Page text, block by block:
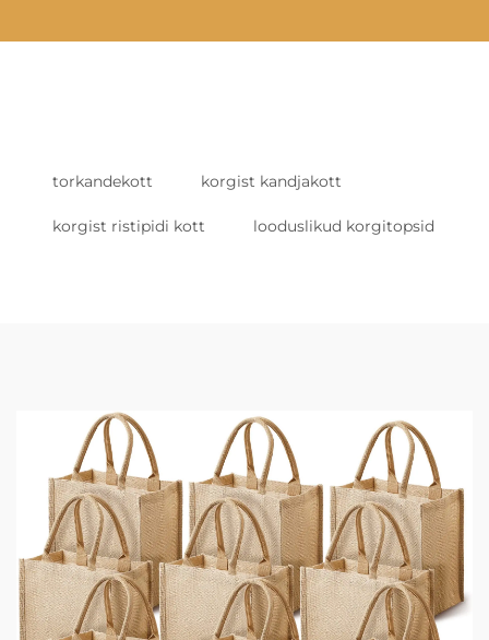
torkandekott korgist kandjakott
korgist ristipidi kott looduslikud korgitopsid